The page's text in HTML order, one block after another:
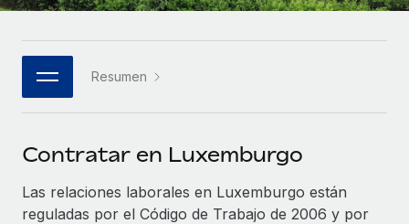
mediante nuestro MCP.
Integraciones
esenciales.
SERVICIOS
ASOCIARSE
Socios tecnológicos estratégicos
Descubre oportunidades de colaborar con nosotros.
Remote Build
Próximamente
Consultoría de integraciones y automatización con IA.
Eventos
Sala de prensa
Obtén ayuda
한국어
中文（简体）
Resumen
Contratar en Luxemburgo
Las relaciones laborales en Luxemburgo están
reguladas por el Código de Trabajo de 2006 y por